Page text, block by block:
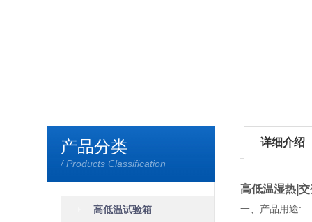
产品分类
/ Products Classification
高低温试验箱
详细介绍
高低温湿热|
一、产品用途: